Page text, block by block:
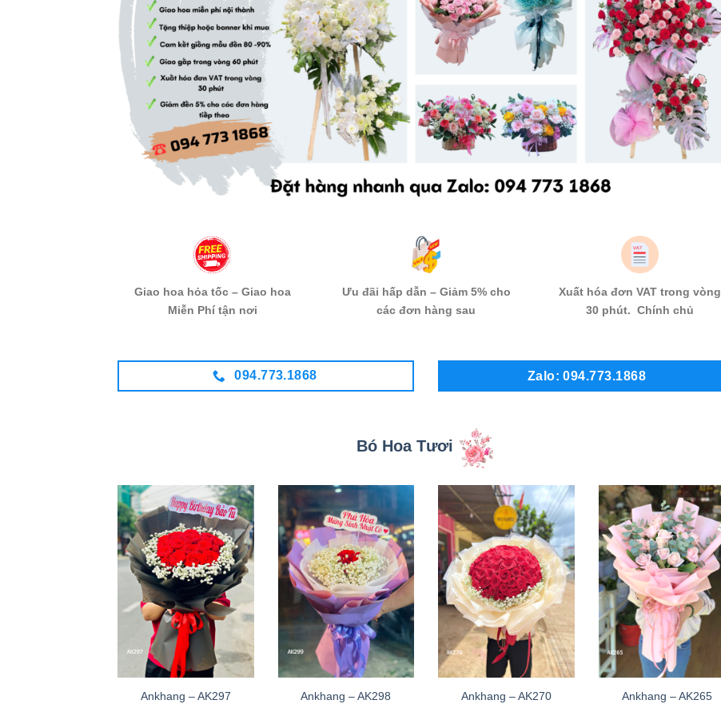
Giao hoa hỏa tốc – Giao hoa
Miễn Phí tận nơi
Ưu đãi hấp dẫn – Giảm 5% cho
các đơn hàng sau
Xuất hóa đơn VAT trong vòng
30 phút. Chính chủ
094.773.1868 Zalo: 094.773.1868
Bó Hoa Tươi
Ankhang – AK297
Ankhang – AK298
Ankhang – AK270
Ankhang – AK265